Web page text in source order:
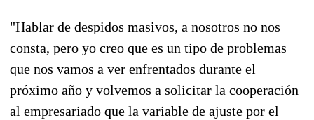
"Hablar de despidos masivos, a nosotros no nos
consta, pero yo creo que es un tipo de problemas
que nos vamos a ver enfrentados durante el
próximo año y volvemos a solicitar la cooperación
al empresariado que la variable de ajuste por el